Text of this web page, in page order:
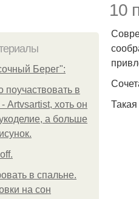
10
Берег":
поучаствовать в
хоть он
а больше
в спальне.
на сон